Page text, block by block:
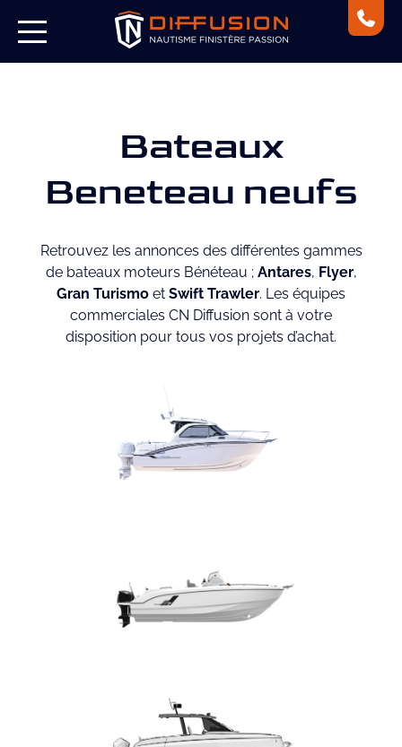
Bateaux
Beneteau neufs
Retrouvez les annonces des différentes gammes
de bateaux moteurs Bénéteau ; Antares, Flyer,
Gran Turismo et Swift Trawler. Les équipes
commerciales CN Diffusion sont à votre
disposition pour tous vos projets d’achat.